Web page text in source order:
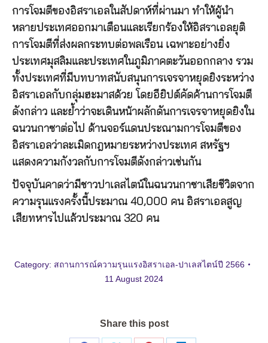
การโจมตีของอิสราเอลในสัปดาห์ที่ผ่านมา ทำให้ผู้นำ
หลายประเทศออกมาเตือนและเรียกร้องให้อิสราเอลยุติ
การโจมตีที่ส่งผลกระทบต่อพลเรือน เฉพาะอย่างยิ่ง
ประเทศมุสลิมและประเทศในภูมิภาคตะวันออกกลาง รวม
ทั้งประเทศที่มีบทบาทสนับสนุนการเจรจาหยุดยิงระหว่าง
อิสราเอลกับกลุ่มฮะมาสด้วย โดยอียิปต์คัดค้านการโจมตี
ดังกล่าว และย้ำว่าจะเดินหน้าผลักดันการเจรจาหยุดยิงใน
ฉนวนกาซาต่อไป ด้านจอร์แดนประณามการโจมตีของ
อิสราเอลว่าละเมิดกฎหมายระหว่างประเทศ สหรัฐฯ
แสดงความกังวลกับการโจมตีดังกล่าวเช่นกัน
ปัจจุบันคาดว่ามีชาวปาเลสไตน์ในฉนวนกาซาเสียชีวิตจาก
ความรุนแรงครั้งนี้ประมาณ 40,000 คน อิสราเอลสูญ
เสียทหารไปแล้วประมาณ 320 คน
Category: สถานการณ์ความรุนแรงอิสราเอล-ปาเลสไตน์ปี 2566
11 August 2024
Share this post